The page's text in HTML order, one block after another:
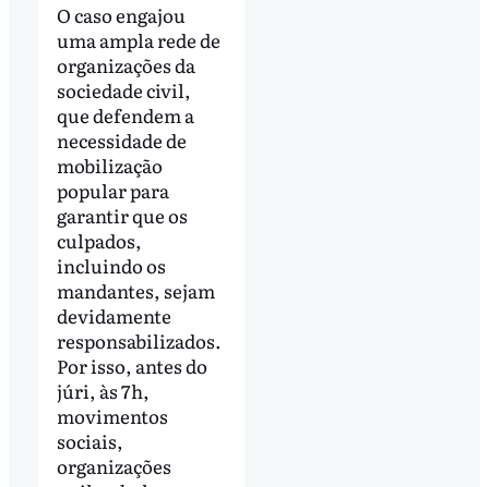
O caso engajou
uma ampla rede de
organizações da
sociedade civil,
que defendem a
necessidade de
mobilização
popular para
garantir que os
culpados,
incluindo os
mandantes, sejam
devidamente
responsabilizados.
Por isso, antes do
júri, às 7h,
movimentos
sociais,
organizações